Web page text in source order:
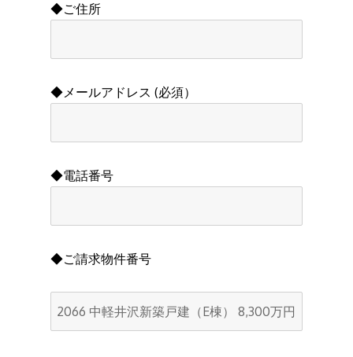
◆ご住所
◆メールアドレス (必須）
◆電話番号
◆ご請求物件番号